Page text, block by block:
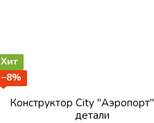
Хит
−8%
Конструктор City
детали